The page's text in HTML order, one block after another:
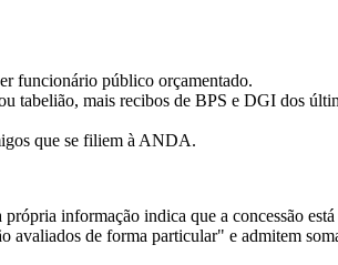
funcionário público orçamentado.
tabelião, mais recibos de BPS e DGI dos
que se filiem à ANDA.
informação indica que a concessão
de forma particular" e admitem